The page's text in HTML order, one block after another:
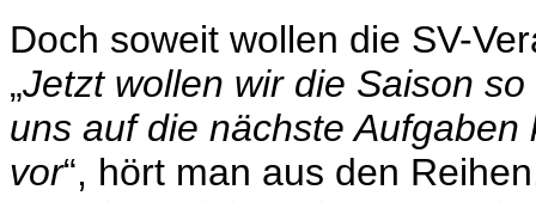
Doch soweit wollen die SV-
„Jetzt wollen wir die Saison
uns auf die nächste
vor“, hört man aus den